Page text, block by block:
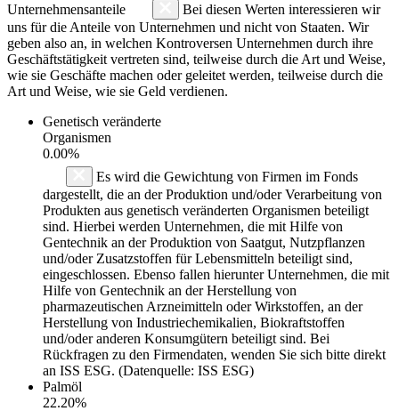
Unternehmensanteile
Bei diesen Werten interessieren wir
uns für die Anteile von Unternehmen und nicht von Staaten. Wir
geben also an, in welchen Kontroversen Unternehmen durch ihre
Geschäftstätigkeit vertreten sind, teilweise durch die Art und Weise,
wie sie Geschäfte machen oder geleitet werden, teilweise durch die
Art und Weise, wie sie Geld verdienen.
Genetisch veränderte
Organismen
0.00%
Es wird die Gewichtung von Firmen im Fonds
dargestellt, die an der Produktion und/oder Verarbeitung von
Produkten aus genetisch veränderten Organismen beteiligt
sind. Hierbei werden Unternehmen, die mit Hilfe von
Gentechnik an der Produktion von Saatgut, Nutzpflanzen
und/oder Zusatzstoffen für Lebensmitteln beteiligt sind,
eingeschlossen. Ebenso fallen hierunter Unternehmen, die mit
Hilfe von Gentechnik an der Herstellung von
pharmazeutischen Arzneimitteln oder Wirkstoffen, an der
Herstellung von Industriechemikalien, Biokraftstoffen
und/oder anderen Konsumgütern beteiligt sind. Bei
Rückfragen zu den Firmendaten, wenden Sie sich bitte direkt
an ISS ESG. (Datenquelle: ISS ESG)
Palmöl
22.20%